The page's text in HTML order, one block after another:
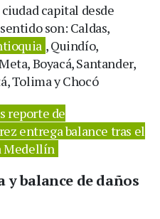
capital desde
son: Caldas,
, Quindío,
Boyacá, Santander,
Tolima y Chocó
reporte de
entrega balance tras el
Medellín
balance de daños